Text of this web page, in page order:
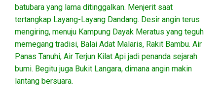
batubara yang lama ditinggalkan. Menjerit saat
tertangkap Layang-Layang Dandang. Desir angin terus
mengiring, menuju Kampung Dayak Meratus yang teguh
memegang tradisi, Balai Adat Malaris, Rakit Bambu. Air
Panas Tanuhi, Air Terjun Kilat Api jadi penanda sejarah
bumi. Begitu juga Bukit Langara, dimana angin makin
lantang bersuara.